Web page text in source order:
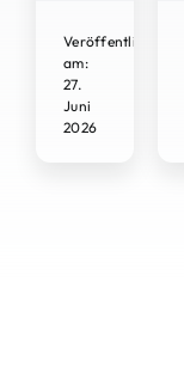
Veröffentlicht
am:
27.
Juni
2026